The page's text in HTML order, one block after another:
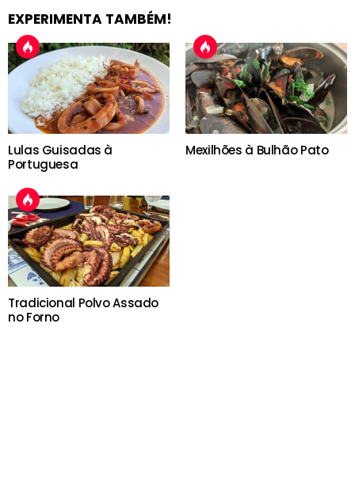
EXPERIMENTA TAMBÉM!
Lulas Guisadas à
Portuguesa
Mexilhões à Bulhão Pato
Tradicional Polvo Assado
no Forno